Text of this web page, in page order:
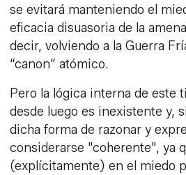
se evitará manteniendo el
eficacia disuasoria de la
decir, volviendo a la Guerra
“canon” atómico.
Pero la lógica interna de este
desde luego es inexistente y,
dicha forma de razonar y
considerarse "coherente", ya
(explícitamente) en el miedo